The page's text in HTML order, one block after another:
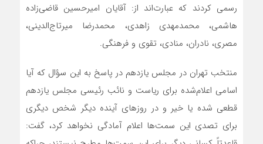
رسمی کردند که عبارت‌اند از: آقایان امیرحسین قاضی‌زاده
هاشمی، محمدمهدی زاهدی، محمدرضا میرتاج‌الدینی،
مصری، نادران، منادی، تقوی و فرهنگی.
منتخب تهران در مجلس یازدهم در پاسخ به این سؤال که آیا
اسامی اعلام‌شده برای ریاست و نائب رئیسی مجلس یازدهم
قطعی شده یا خیر و در روزهای آینده دیگر شخص دیگری
برای تصدی این سمت‌ها اعلام آمادگی نخواهد کرد، گفت: